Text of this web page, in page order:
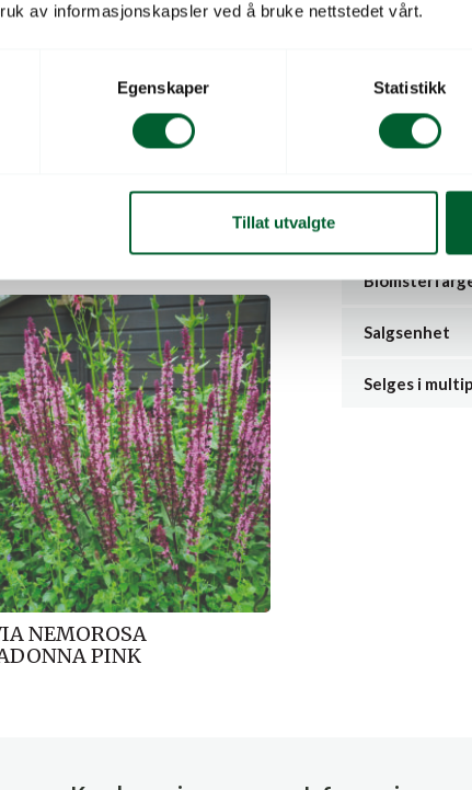
av informasjonskapsler ved å bruke nettstedet vårt.
Egenskaper Statistikk
Tillat utvalgte
SANG. KING EDWARD VII
NEMOROSA
PINK
Snittblomster
Duftende
Salgsenhet
Selges i